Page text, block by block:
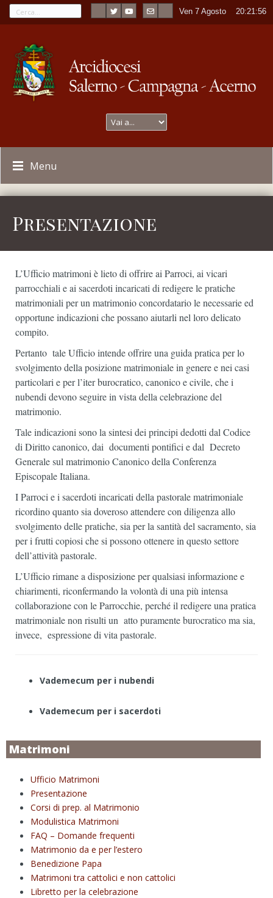
Ven 7 Agosto ----20:21:56
Menu
Presentazione
L’Ufficio matrimoni è lieto di offrire ai Parroci, ai vicari
parrocchiali e ai sacerdoti incaricati di redigere le pratiche
matrimoniali per un matrimonio concordatario le necessarie ed
opportune indicazioni che possano aiutarli nel loro delicato
compito.
Pertanto tale Ufficio intende offrire una guida pratica per lo
svolgimento della posizione matrimoniale in genere e nei casi
particolari e per l’iter burocratico, canonico e civile, che i
nubendi devono seguire in vista della celebrazione del
matrimonio.
Tale indicazioni sono la sintesi dei principi dedotti dal Codice
di Diritto canonico, dai documenti pontifici e dal Decreto
Generale sul matrimonio Canonico della Conferenza
Episcopale Italiana.
I Parroci e i sacerdoti incaricati della pastorale matrimoniale
ricordino quanto sia doveroso attendere con diligenza allo
svolgimento delle pratiche, sia per la santità del sacramento, sia
per i frutti copiosi che si possono ottenere in questo settore
dell’attività pastorale.
L’Ufficio rimane a disposizione per qualsiasi informazione e
chiarimenti, riconfermando la volontà di una più intensa
collaborazione con le Parrocchie, perché il redigere una pratica
matrimoniale non risulti un atto puramente burocratico ma sia,
invece, espressione di vita pastorale.
Vademecum per i nubendi
Vademecum per i sacerdoti
Matrimoni
Ufficio Matrimoni
Presentazione
Corsi di prep. al Matrimonio
Modulistica Matrimoni
FAQ – Domande frequenti
Matrimonio da e per l’estero
Benedizione Papa
Matrimoni tra cattolici e non cattolici
Libretto per la celebrazione